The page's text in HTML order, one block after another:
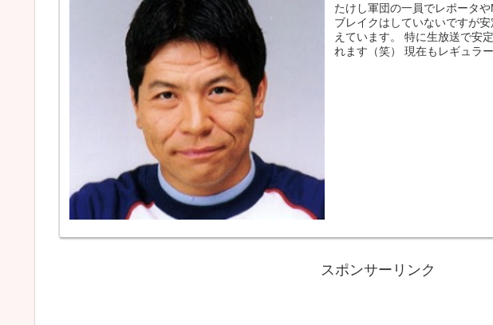
たけし軍団の一員でレポータ
ブレイクはしていないですが
えています。 特に生放送で安
れます（笑） 現在もレギュラー
スポンサーリンク